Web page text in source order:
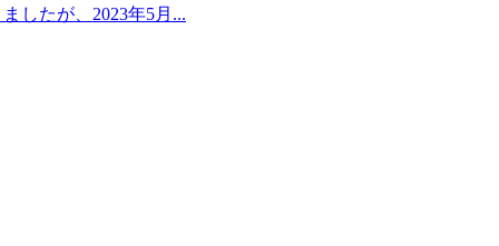
したが、2023年5月...